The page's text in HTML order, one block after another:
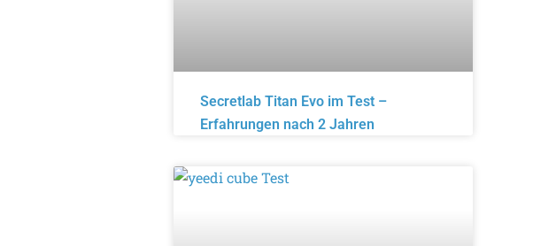
Secretlab Titan Evo im Test –
Erfahrungen nach 2 Jahren